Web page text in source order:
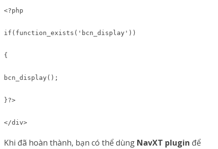
<?php
if(function_exists('bcn_display'))
{
bcn_display();
}?>
</div>
Khi đã hoàn thành, bạn có thể dùng NavXT plugin để